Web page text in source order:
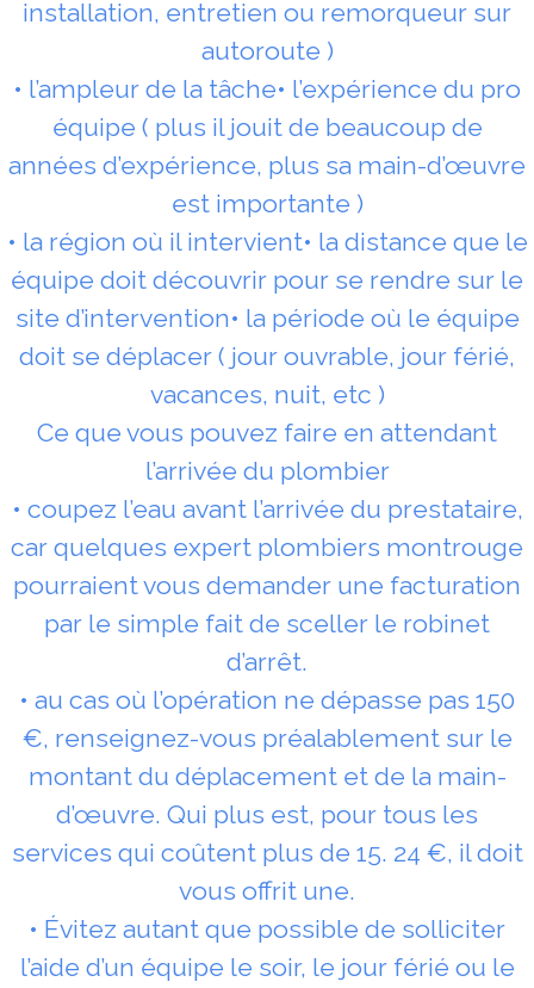
installation, entretien ou remorqueur sur
autoroute )
• l’ampleur de la tâche• l’expérience du pro
équipe ( plus il jouit de beaucoup de
années d’expérience, plus sa main-d’œuvre
est importante )
• la région où il intervient• la distance que le
équipe doit découvrir pour se rendre sur le
site d’intervention• la période où le équipe
doit se déplacer ( jour ouvrable, jour férié,
vacances, nuit, etc )
Ce que vous pouvez faire en attendant
l’arrivée du plombier
• coupez l’eau avant l’arrivée du prestataire,
car quelques expert plombiers montrouge
pourraient vous demander une facturation
par le simple fait de sceller le robinet
d’arrêt.
• au cas où l’opération ne dépasse pas 150
€, renseignez-vous préalablement sur le
montant du déplacement et de la main-
d’œuvre. Qui plus est, pour tous les
services qui coûtent plus de 15. 24 €, il doit
vous offrit une.
• Évitez autant que possible de solliciter
l’aide d’un équipe le soir, le jour férié ou le